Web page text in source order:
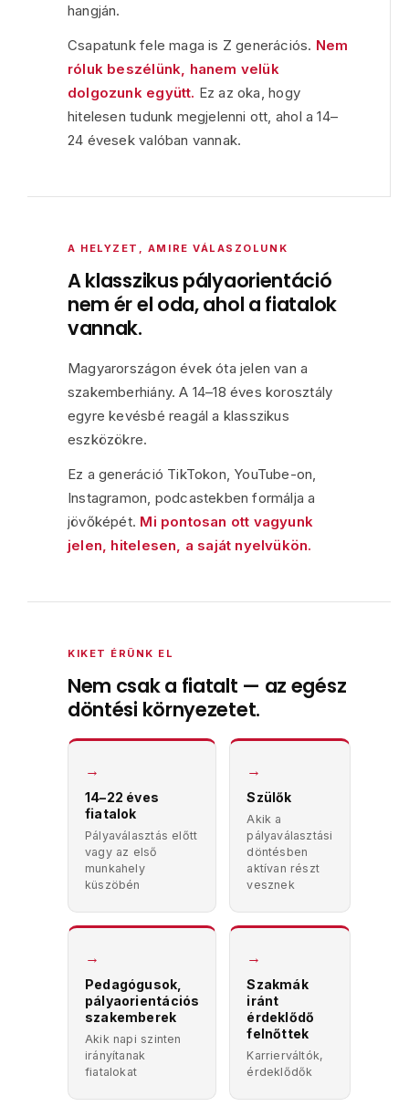
hangján.
Csapatunk fele maga is Z generációs. Nem
róluk beszélünk, hanem velük
dolgozunk együtt. Ez az oka, hogy
hitelesen tudunk megjelenni ott, ahol a 14–
24 évesek valóban vannak.
A HELYZET, AMIRE VÁLASZOLUNK
A klasszikus pályaorientáció
nem ér el oda, ahol a fiatalok
vannak.
Magyarországon évek óta jelen van a
szakemberhiány. A 14–18 éves korosztály
egyre kevésbé reagál a klasszikus
eszközökre.
Ez a generáció TikTokon, YouTube-on,
Instagramon, podcastekben formálja a
jövőképét. Mi pontosan ott vagyunk
jelen, hitelesen, a saját nyelvükön.
KIKET ÉRÜNK EL
Nem csak a fiatalt — az egész
döntési környezetet.
→
14–22 éves
fiatalok
Pályaválasztás előtt
vagy az első
munkahely
küszöbén
→
Szülők
Akik a
pályaválasztási
döntésben
aktívan részt
vesznek
→
Pedagógusok,
pályaorientációs
szakemberek
Akik napi szinten
irányítanak
fiatalokat
→
Szakmák
iránt
érdeklődő
felnőttek
Karrierváltók,
érdeklődők